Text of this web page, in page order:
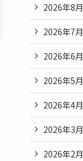
2026年8月
2026年7月
2026年6月
2026年5月
2026年4月
2026年3月
2026年2月